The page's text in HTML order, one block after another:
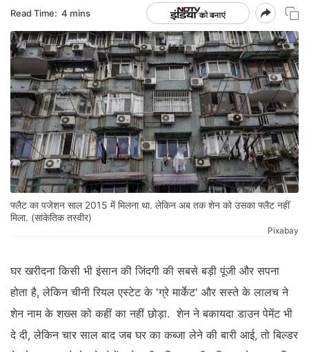
Read Time: 4 mins
फ्लैट का पजेशन साल 2015 में मिलना था. लेकिन अब तक शेन को उसका फ्लैट नहीं
मिला. (सांकेतिक तस्वीर)
Pixabay
घर खरीदना किसी भी इंसान की जिंदगी की सबसे बड़ी पूंजी और सपना
होता है, लेकिन चीनी रियल एस्टेट के 'ग्रे मार्केट' और सस्ते के लालच ने
शेन नाम के शख्स को कहीं का नहीं छोड़ा. शेन ने बकायदा डाउन पेमेंट भी
दे दी, लेकिन चार साल बाद जब घर का कब्जा लेने की बारी आई, तो बिल्डर